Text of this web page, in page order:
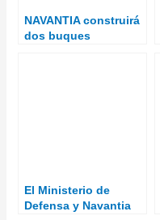
NAVANTIA construirá
dos buques
El Ministerio de
Defensa y Navantia